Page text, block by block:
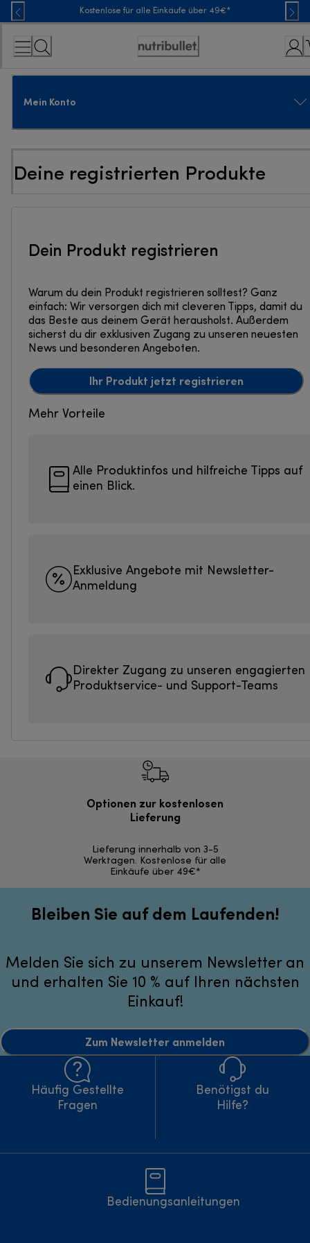
Skip
to
Content
Kostenlose für alle Einkäufe über 49€*
Erklärung
Mein Konto
Deine registrierten Produkte
Dein Produkt registrieren
Warum du dein Produkt registrieren solltest? Ganz
einfach: Wir versorgen dich mit cleveren Tipps, damit du
das Beste aus deinem Gerät herausholst. Außerdem
sicherst du dir exklusiven Zugang zu unseren neuesten
News und besonderen Angeboten.
Ihr Produkt jetzt registrieren
Mehr Vorteile
Alle Produktinfos und hilfreiche Tipps auf
einen Blick.
Exklusive Angebote mit Newsletter-
Anmeldung
Direkter Zugang zu unseren engagierten
Produktservice- und Support-Teams
Optionen zur kostenlosen
Lieferung
Lieferung innerhalb von 3-5
Werktagen. Kostenlose für alle
Einkäufe über 49€*
Bleiben Sie auf dem Laufenden!
Melden Sie sich zu unserem Newsletter an
und erhalten Sie 10 % auf Ihren nächsten
Einkauf!
Zum Newsletter anmelden
Häufig Gestellte
Fragen
Benötigst du
Hilfe?
Bedienungsanleitungen